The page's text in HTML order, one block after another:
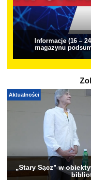
Informacje (16 –
magazynu
Aktualności
„Stary Sącz” w